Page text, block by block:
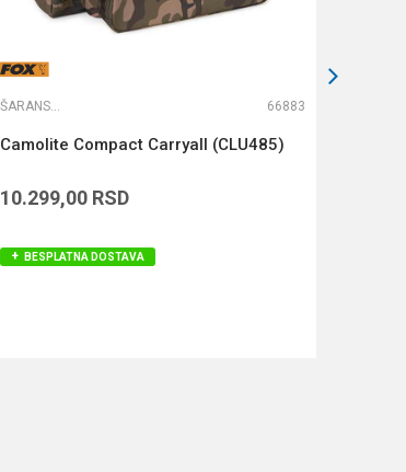
ŠARANSKE TORBE 66883
Camolite Compact Carryall (CLU485)
10.299,00 RSD
BESPLATNA DOSTAVA